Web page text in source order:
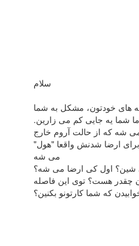
سلام
های خودتون، مشکل به شما
شما یه جایی کم می زارین.
شه که از حالت آروم خارج
ارضا شدنش واقعا "هول"
می شه
شین؟ اول کی ارضا می شه؟
چقدر هست؟ توی این فاصله
که شما کارتونو بکنین؟